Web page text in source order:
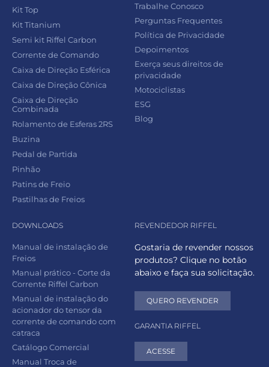
Kit Top
Kit Titanium
Semi kit Riffel Carbon
Corrente de Comando
Caixa de Direção Esférica
Caixa de Direção Cônica
Caixa de Direção
Combinada
Rolamento de Esferas 2RS
Buzina
Pedal de Partida
Pinhão
Patins de Freio
Pastilhas de Freios
Trabalhe Conosco
Perguntas Frequentes
Política de Privacidade
Depoimentos
Exerça seus direitos de
privacidade
Motociclistas
ESG
Blog
DOWNLOADS
Manual de instalação de
Freios
Manual prático - Corte da
Corrente Riffel Carbon
Manual de instalação do
acionador do tensor da
corrente de comando com
catraca
Catálogo Comercial
Manual Troca de
REVENDEDOR RIFFEL
Gostaria de revender nossos
produtos? Clique no botão
abaixo e faça sua solicitação.
QUERO REVENDER
GARANTIA RIFFEL
ACESSE